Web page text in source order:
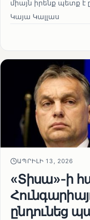
միայն իրենք պետք
Կայա Կալլաս
ԱՊՐԻԼԻ 13, 2026
«Տիսա»-ի
ընդունեց